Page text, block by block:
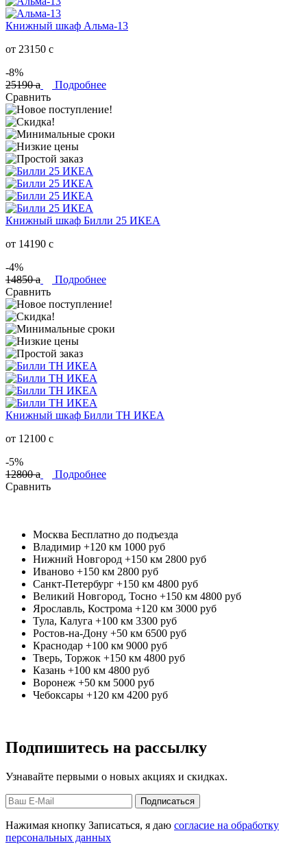
Книжный шкаф Альма-13
от 23150 c
-8%
25190a
Подробнее
Сравнить
Книжный шкаф Билли 25 ИКЕА
от 14190 c
-4%
14850a
Подробнее
Сравнить
Книжный шкаф Билли ТН ИКЕА
от 12100 c
-5%
12800a
Подробнее
Сравнить
Москва Бесплатно до подъезда
Владимир +120 км 1000 руб
Нижний Новгород +150 км 2800 руб
Иваново +150 км 2800 руб
Санкт-Петербург +150 км 4800 руб
Великий Новгород, Тосно +150 км 4800 руб
Ярославль, Кострома +120 км 3000 руб
Тула, Калуга +100 км 3300 руб
Ростов-на-Дону +50 км 6500 руб
Краснодар +100 км 9000 руб
Тверь, Торжок +150 км 4800 руб
Казань +100 км 4800 руб
Воронеж +50 км 5000 руб
Чебоксары +120 км 4200 руб
Подпишитесь на рассылку
Узнавайте первыми о новых акциях и скидках.
Нажимая кнопку Записаться, я даю согласие на обработку
персональных данных